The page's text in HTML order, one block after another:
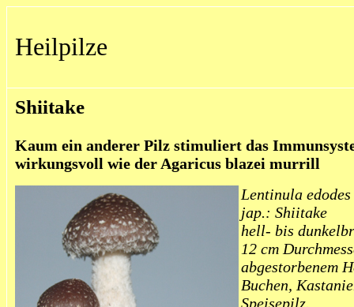
Heilpilze
Shiitake
Kaum ein anderer Pilz stimuliert das
wirkungsvoll wie der Agaricus blazei murrill
Lentinula edodes
jap.: Shiitake
hell- bis
12 cm
abgestorbenem
Buchen,
Speisepilz.